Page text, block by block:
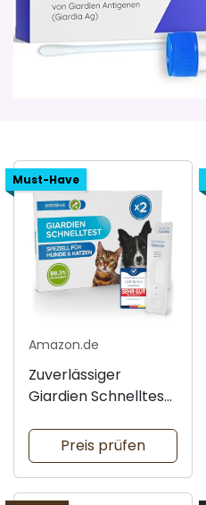
Must-Have
Amazon.de
Zuverlässiger
Giardien Schnelltest
Preis prüfen